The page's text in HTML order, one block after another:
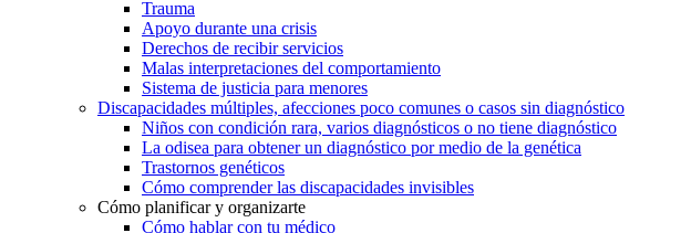
Trauma
Apoyo durante una crisis
Derechos de recibir servicios
Malas interpretaciones del comportamiento
Sistema de justicia para menores
Discapacidades múltiples, afecciones poco comunes o casos sin diagnóstico
Niños con condición rara, varios diagnósticos o no tiene diagnóstico
La odisea para obtener un diagnóstico por medio de la genética
Trastornos genéticos
Cómo comprender las discapacidades invisibles
Cómo planificar y organizarte
Cómo hablar con tu médico